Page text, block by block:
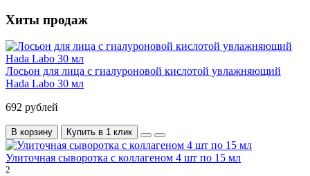
Хиты продаж
Лосьон для лица с гиалуроновой кислотой увлажняющий
Hada Labo 30 мл
692 рублей
В корзину Купить в 1 клик
Улиточная сыворотка с коллагеном 4 шт по 15 мл
2